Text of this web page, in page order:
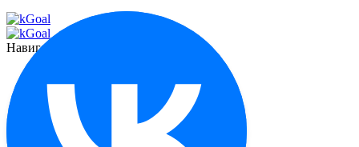
Навигация
О миостимуляторе
Отзывы
Контакты
Реквизиты